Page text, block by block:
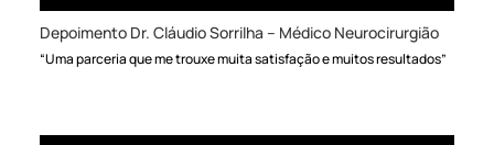
Depoimento Dr. Cláudio Sorrilha – Médico Neurocirurgião
“Uma parceria que me trouxe muita satisfação e muitos resultados”